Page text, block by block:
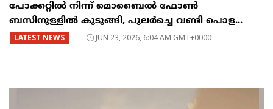
പോക്കറ്റിൽ നിന്ന് മൊബൈൽ ഫോൺ
ബസിനുള്ളിൽ കുടുങ്ങി, പുലർച്ചെ വണ്ടി പൊള...
LATEST NEWS JUN 23, 2026, 6:04 AM GMT+0000